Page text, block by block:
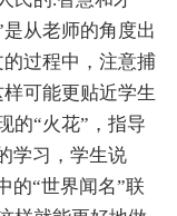
从老师的角度出
过程中，注意捕
可能更贴近学生
的“火花”，指导
学习，学生说
的“世界闻名”联